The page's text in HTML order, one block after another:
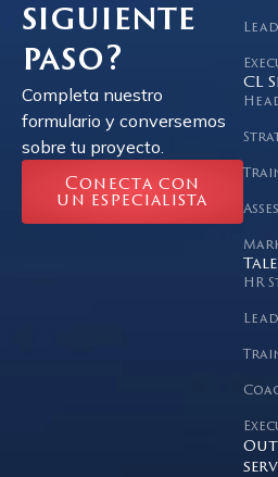
siguiente
paso?
Completa nuestro
formulario y conversemos
sobre tu proyecto.
Conecta con
un especialista
CL
HR